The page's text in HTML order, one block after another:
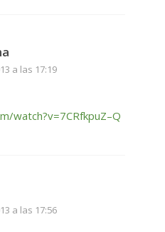
a las 17:19
watch?v=7CRfkpuZ–Q
a las 17:56